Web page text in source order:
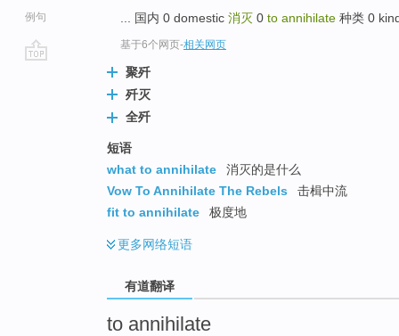
例句
... 国内 0 domestic 消灭 0 to annihilate 种类 0
基于6个网页-相关网页
聚歼
歼灭
全歼
短语
what to annihilate
消灭的是什么
Vow To Annihilate The Rebels
击楫中流
fit to annihilate
极度地
更多网络短语
有道翻译
to annihilate